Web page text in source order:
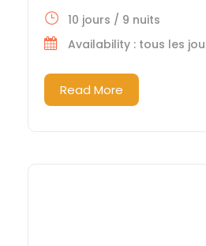
10 jours / 9 nuits
Availability : tous les
Read More